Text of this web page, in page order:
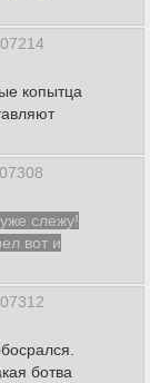
копытца
слежу!
вот и
ботва